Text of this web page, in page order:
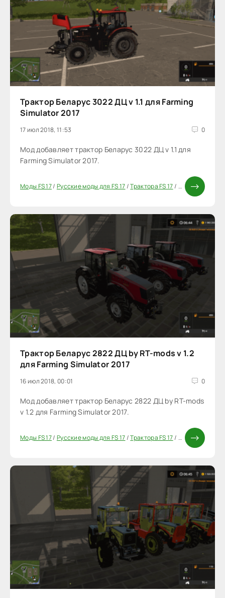
Трактор Беларус 3022 ДЦ v 1.1 для Farming
Simulator 2017
17 июл 2018, 11:53 0
Мод добавляет трактор Беларус 3022 ДЦ v 1.1 для
Farming Simulator 2017.
Моды FS 17/ Русские моды для FS 17/Трактора FS 17/ Моды ФС 17
Трактор Беларус 2822 ДЦ by RT-mods v 1.2
для Farming Simulator 2017
16 июл 2018, 00:01 0
Мод добавляет трактор Беларус 2822 ДЦ by RT-mods
v 1.2 для Farming Simulator 2017.
Моды FS 17/ Русские моды для FS 17/Трактора FS 17/ Моды ФС 17